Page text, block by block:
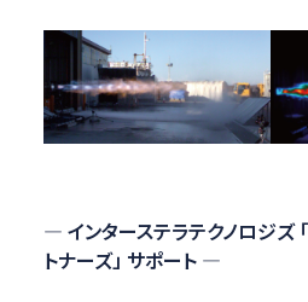
— インターステラテクノロジズ
トナーズ」 サポート —